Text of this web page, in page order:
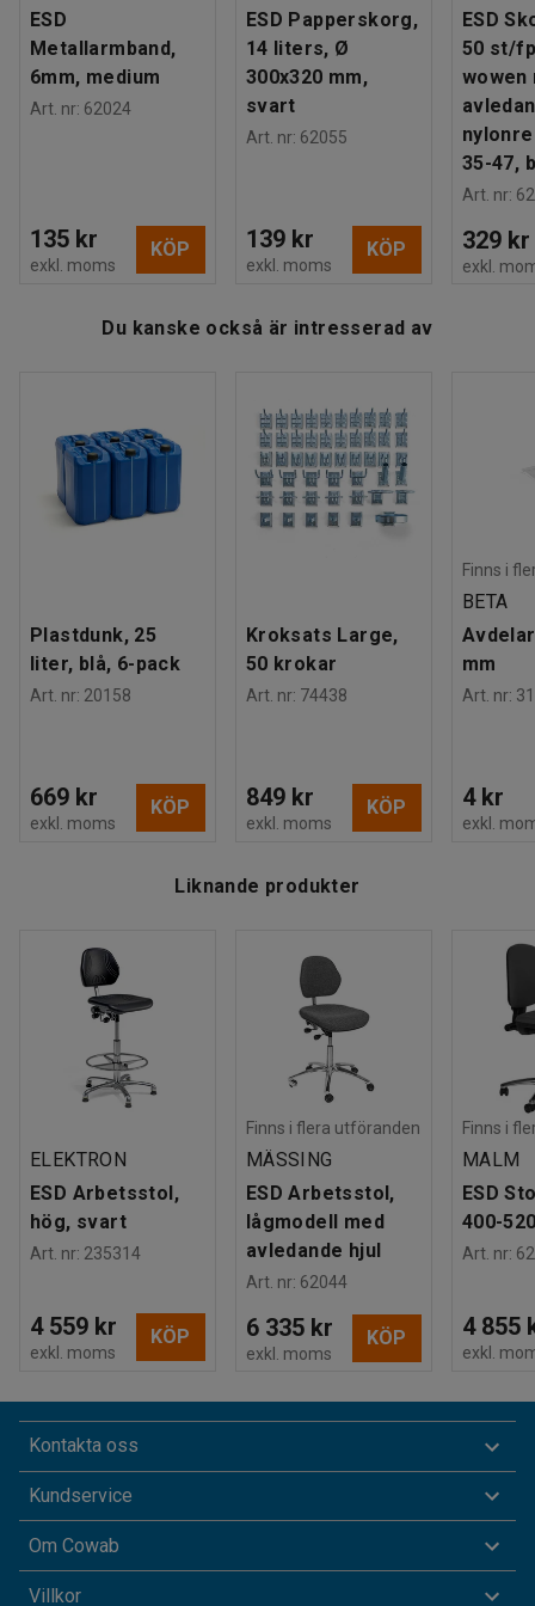
som gör att du kan justera stolsinställningarna när du sitter
på stolen. För en ännu bättre sittställning är även sitt- och
rygghöjd samt ryggdjup justerbara.
Denna ESD-stol uppfyller internationell standard och är
ESD
Metallarmband,
6mm, medium
Art. nr: 62024
135 kr
exkl. moms
KÖP
ESD Papperskorg,
14 liters, Ø
300x320 mm,
svart
Art. nr: 62055
139 kr
exkl. moms
KÖP
ESD
50 st/
wowen
35-47,
Art. nr:
329 kr
exkl.
Du kanske också är intresserad av
Plastdunk, 25
liter, blå, 6-pack
Art. nr: 20158
669 kr
exkl. moms
KÖP
Kroksats Large,
50 krokar
Art. nr: 74438
849 kr
exkl. moms
KÖP
Finns i
BETA
mm
Art. nr:
4 kr
exkl.
Liknande produkter
ELEKTRON
ESD Arbetsstol,
hög, svart
Art. nr: 235314
4 559 kr
exkl. moms
KÖP
Finns i flera utföranden
MÄSSING
ESD Arbetsstol,
lågmodell med
avledande hjul
Art. nr: 62044
6 335 kr
exkl. moms
KÖP
Finns i
MALM
ESD
400-
Art. nr:
4 855
exkl.
Kontakta oss
Kundservice
Om Cowab
Villkor